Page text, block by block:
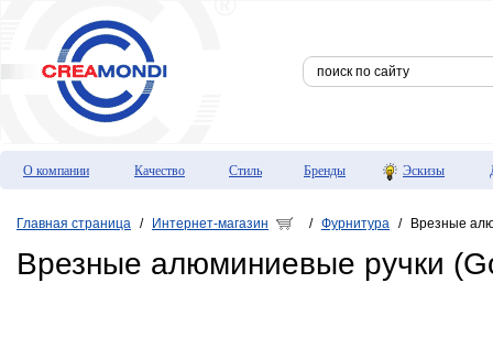
О компании Качество Стиль Бренды Эскизы
Главная страница / Интернет-магазин / Фурнитура / Врезные
Врезные алюминиевые ручки